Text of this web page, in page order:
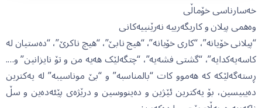
خەسارناسی خۆماڵی
وەهمی پیلان و کاریگەرییە نەرێنییەکانی
“پیلانی خۆیانە”، “کاری خۆیانە”، “هیج نابێ”، “هیچ ناکرێ”، “دەستیان لە
کاسەیەکدایە”، “گشتی فشەیە”، “چتگەلێک هەیە من و تۆ نایزانین” و….
ڕستەگەلێکە کە هەموو کات “بالمناسبە” و “بێ موناسیبە” لە یەکترین
دەیبیسین، بۆ یەکترین ئێژین و دەینووسین و درێژەی پێئەدەین و سڵ